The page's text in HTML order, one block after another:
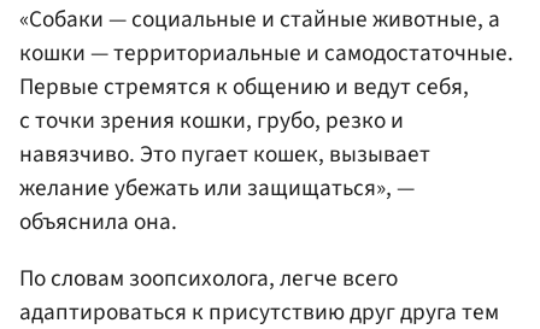
«Собаки — социальные и стайные животные, а
кошки — территориальные и самодостаточные.
Первые стремятся к общению и ведут себя,
с точки зрения кошки, грубо, резко и
навязчиво. Это пугает кошек, вызывает
желание убежать или защищаться», —
объяснила она.
По словам зоопсихолога, легче всего
адаптироваться к присутствию друг друга тем